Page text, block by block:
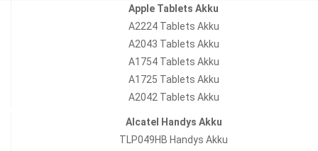
Apple Tablets Akku
A2224 Tablets Akku
A2043 Tablets Akku
A1754 Tablets Akku
A1725 Tablets Akku
A2042 Tablets Akku
Alcatel Handys Akku
TLP049HB Handys Akku